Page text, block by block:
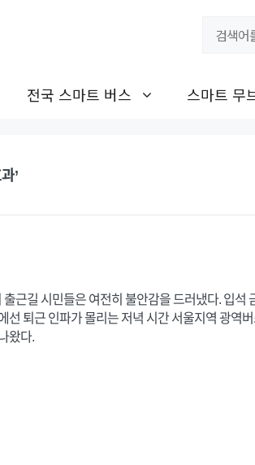
전국 스마트 버스 스마트 무
’
근길 시민들은 여전히 불안감을 드러냈다. 입석
퇴근 인파가 몰리는 저녁 시간 서울지역 광역
왔다.